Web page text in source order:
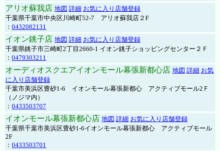
アリオ蘇我店 地図 詳細 お気に入り店舗登録
千葉県千葉市中央区川崎町52-7 アリオ蘇我店２F
： 0432082131
イオン銚子店 地図 詳細 お気に入り店舗登録
千葉県銚子市三崎町2丁目2660-1 イオン銚子ショッピングセンター２Ｆ
： 0479303211
オーディオスクエアイオンモール幕張新都心店 地図 詳細 お気
に入り店舗登録
千葉市美浜区豊砂1-6 イオンモール幕張新都心 アクティブモール2Ｆ
（ノジマ内）
： 0433503707
イオンモール幕張新都心店 地図 詳細 お気に入り店舗登録
千葉県千葉市美浜区豊砂1-6イオンモール幕張新都心 アクティブモール
2F
： 0433503701